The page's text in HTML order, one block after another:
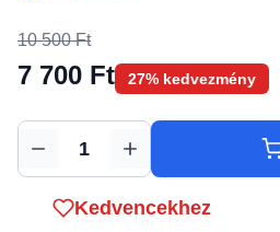
10 500 Ft
7 700 Ft 27% kedvezmény
Mennyiség
Kedvencekhez